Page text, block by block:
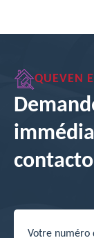
QUEVEN